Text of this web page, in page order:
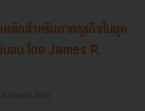
ลักสำหรับภาคธุรกิจในยุค
นอน โดย James R.
Techsauce Team